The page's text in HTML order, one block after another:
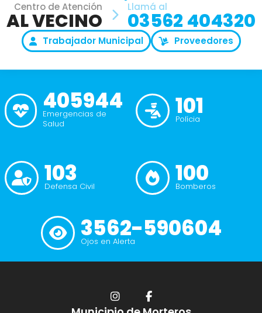
Centro de Atención
AL VECINO
Llamá al
03562 404320
Trabajador Municipal Proveedores
405944
Emergencias de
Salud
101
Polícia
103
Defensa Civil 100
Bomberos
3562-590604
Ojos en Alerta